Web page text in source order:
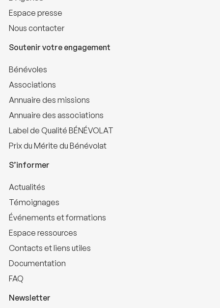
Espace presse
Nous contacter
Soutenir votre engagement
Bénévoles
Associations
Annuaire des missions
Annuaire des associations
Label de Qualité BÉNÉVOLAT
Prix du Mérite du Bénévolat
S’informer
Actualités
Témoignages
Événements et formations
Espace ressources
Contacts et liens utiles
Documentation
FAQ
Newsletter